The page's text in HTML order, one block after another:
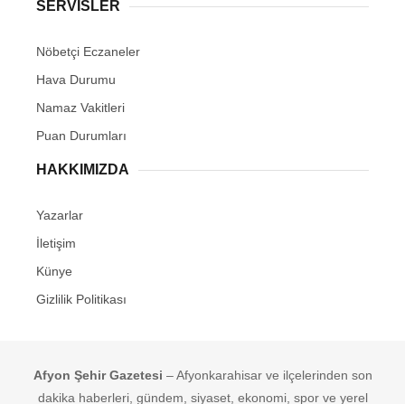
SERVİSLER
Nöbetçi Eczaneler
Hava Durumu
Namaz Vakitleri
Puan Durumları
HAKKIMIZDA
Yazarlar
İletişim
Künye
Gizlilik Politikası
Afyon Şehir Gazetesi – Afyonkarahisar ve ilçelerinden son
dakika haberleri, gündem, siyaset, ekonomi, spor ve yerel